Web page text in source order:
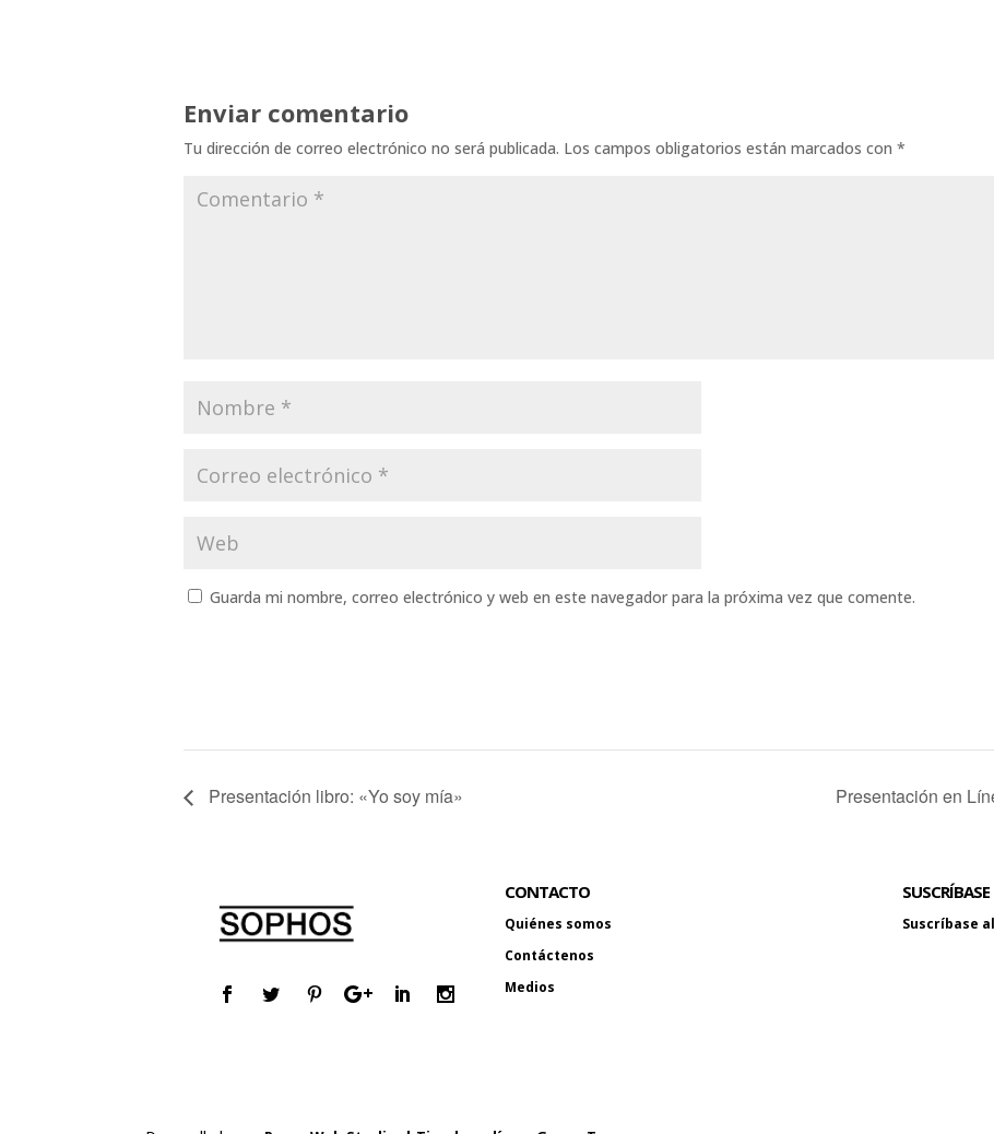
Enviar comentario
Tu dirección de correo electrónico no será publicada. Los campos obligatorios están marcados con *
Guarda mi nombre, correo electrónico y web en este navegador para la próxima vez que comente.
Presentación libro: «Yo soy mía» Presentación en
CONTACTO
Quiénes somos
Contáctenos
Medios
SUSCRÍBASE
Suscríbase